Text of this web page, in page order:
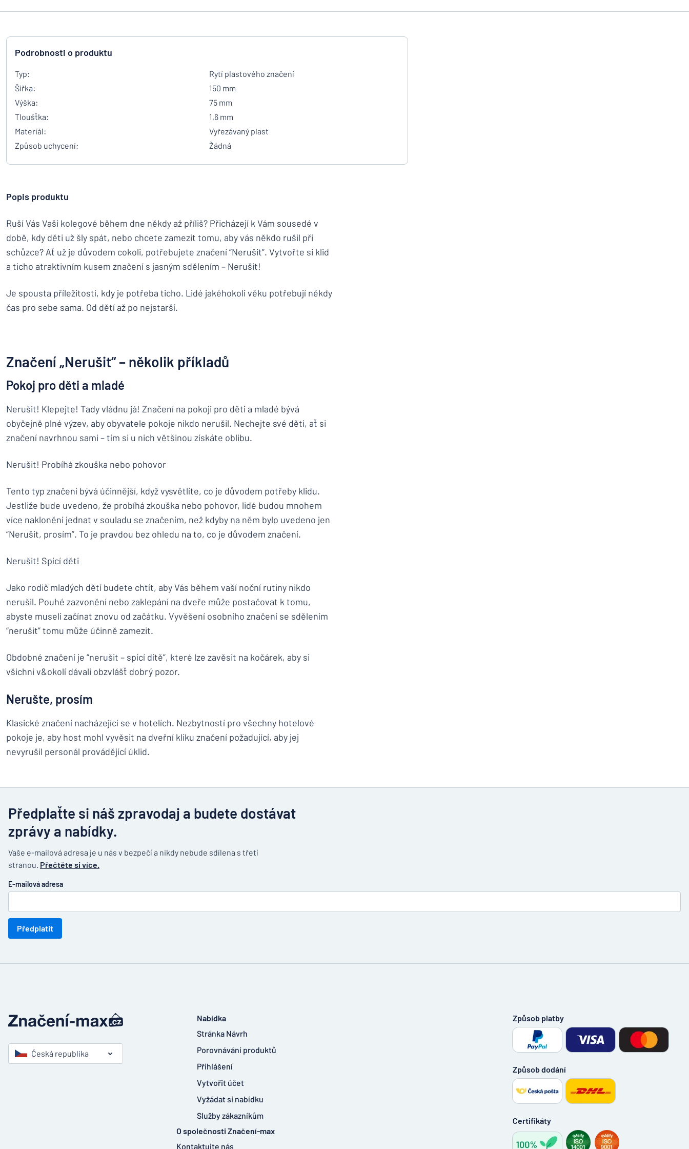
Podrobnosti o produktu
Typ:
Rytí plastového značení
Šířka:
150 mm
Výška:
75 mm
Tloušťka:
1,6 mm
Materiál:
Vyřezávaný plast
Způsob uchycení:
Žádná
Popis produktu
Ruší Vás Vaši kolegové během dne někdy až příliš? Přicházejí k Vám sousedé v
době, kdy děti už šly spát, nebo chcete zamezit tomu, aby vás někdo rušil při
schůzce? Ať už je důvodem cokoli, potřebujete značení “Nerušit”. Vytvořte si klid
a ticho atraktivním kusem značení s jasným sdělením – Nerušit!
Je spousta příležitostí, kdy je potřeba ticho. Lidé jakéhokoli věku potřebují někdy
čas pro sebe sama. Od dětí až po nejstarší.
Značení „Nerušit“ – několik příkladů
Pokoj pro děti a mladé
Nerušit! Klepejte! Tady vládnu já! Značení na pokoji pro děti a mladé bývá
obyčejně plné výzev, aby obyvatele pokoje nikdo nerušil. Nechejte své děti, ať si
značení navrhnou sami – tím si u nich většinou získáte oblibu.
Nerušit! Probíhá zkouška nebo pohovor
Tento typ značení bývá účinnější, když vysvětlíte, co je důvodem potřeby klidu.
Jestliže bude uvedeno, že probíhá zkouška nebo pohovor, lidé budou mnohem
více nakloněni jednat v souladu se značením, než kdyby na něm bylo uvedeno jen
“Nerušit, prosím”. To je pravdou bez ohledu na to, co je důvodem značení.
Nerušit! Spící děti
Jako rodič mladých dětí budete chtít, aby Vás během vaší noční rutiny nikdo
nerušil. Pouhé zazvonění nebo zaklepání na dveře může postačovat k tomu,
abyste museli začínat znovu od začátku. Vyvěšení osobního značení se sdělením
“nerušit” tomu může účinně zamezit.
Obdobné značení je “nerušit – spící dítě”, které lze zavěsit na kočárek, aby si
všichni v&okolí dávali obzvlášť dobrý pozor.
Nerušte, prosím
Klasické značení nacházející se v hotelích. Nezbytností pro všechny hotelové
pokoje je, aby host mohl vyvěsit na dveřní kliku značení požadující, aby jej
nevyrušil personál provádějící úklid.
Předplaťte si náš zpravodaj a budete dostávat
zprávy a nabídky.
Vaše e-mailová adresa je u nás v bezpečí a nikdy nebude sdílena s třetí
stranou. Přečtěte si více.
E-mailová adresa
Předplatit
Česká republika
Nabídka
Stránka Návrh
Porovnávání produktů
Přihlášení
Vytvořit účet
Vyžádat si nabídku
Služby zákazníkům
O společnosti Značení-max
Kontaktujte nás
Způsob platby
Způsob dodání
Certifikáty